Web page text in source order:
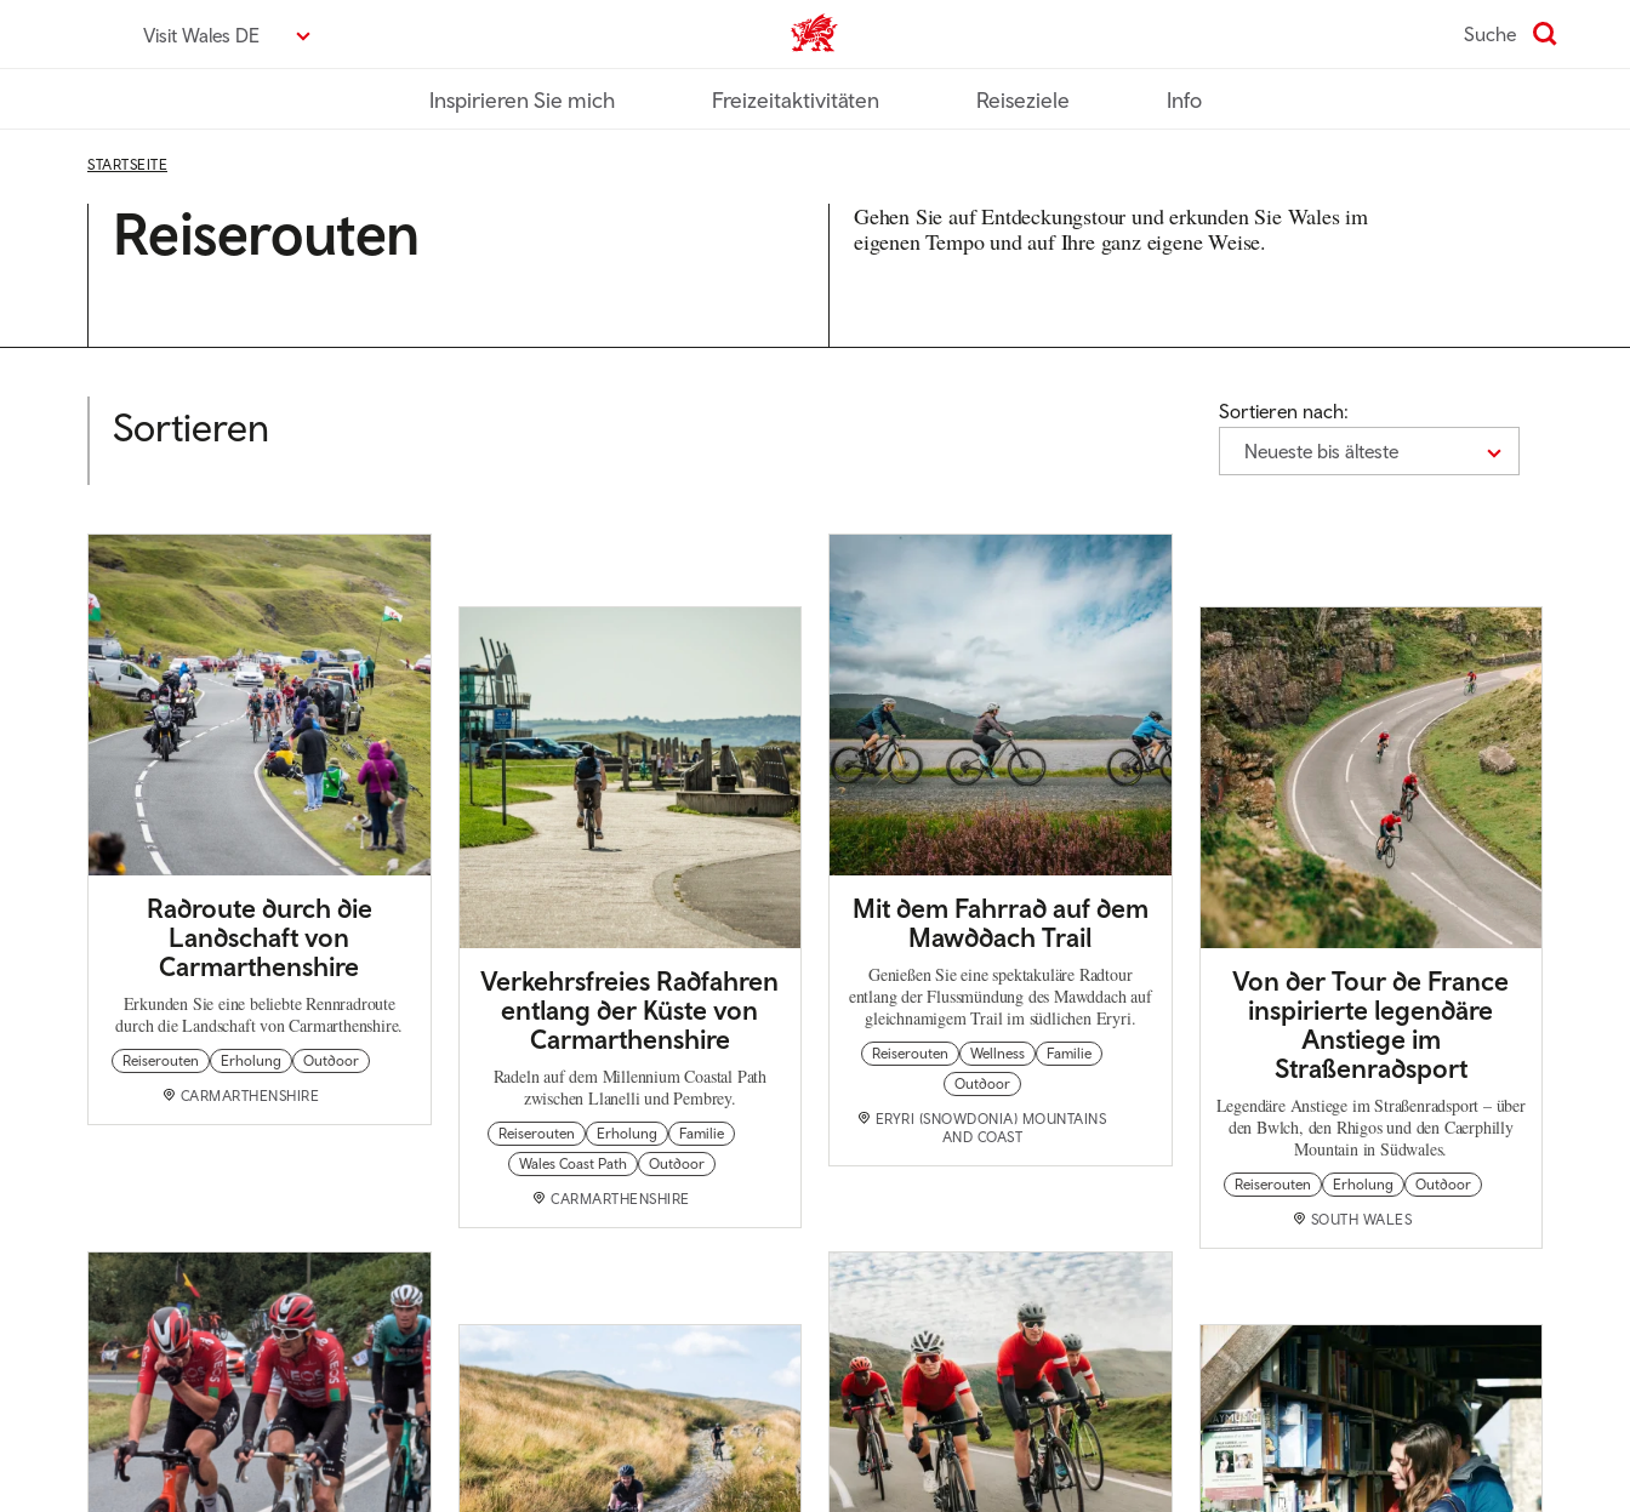
Visit Wales DE VisitWales home Suche
Inspirieren Sie mich Freizeitaktivitäten Reiseziele Info
STARTSEITE
Reiserouten
Gehen Sie auf Entdeckungstour und erkunden Sie Wales im
eigenen Tempo und auf Ihre ganz eigene Weise.
Sortieren
Sortieren nach:
Neueste bis älteste
Radroute durch die
Landschaft von
Carmarthenshire
Erkunden Sie eine beliebte Rennradroute
durch die Landschaft von Carmarthenshire.
Reiserouten Erholung Outdoor
CARMARTHENSHIRE
Verkehrsfreies Radfahren
entlang der Küste von
Carmarthenshire
Radeln auf dem Millennium Coastal Path
zwischen Llanelli und Pembrey.
Reiserouten Erholung
Familie
Wales Coast Path
Outdoor
CARMARTHENSHIRE
Mit dem Fahrrad auf dem
Mawddach Trail
Genießen Sie eine spektakuläre Radtour
entlang der Flussmündung des Mawddach auf
gleichnamigem Trail im südlichen Eryri.
Reiserouten Wellness
Familie
Outdoor
ERYRI (SNOWDONIA) MOUNTAINS
AND COAST
Von der Tour de France
inspirierte legendäre
Anstiege im
Straßenradsport
Legendäre Anstiege im Straßenradsport – über
den Bwlch, den Rhigos und den Caerphilly
Mountain in Südwales.
Reiserouten Erholung Outdoor
SOUTH WALES